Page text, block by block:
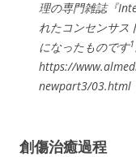
理の専門雑誌『
れたコンセンサス
になったものです1
https://
newpart3/03.html
創傷治癒過程